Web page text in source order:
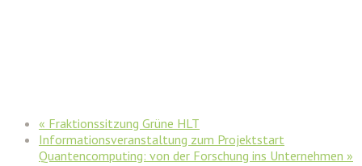
« Fraktionssitzung Grüne HLT
Informationsveranstaltung zum Projektstart
Quantencomputing: von der Forschung ins Unternehmen »